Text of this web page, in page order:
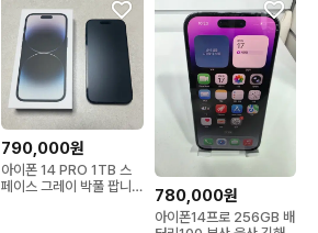
790,000원
아이폰 14 PRO 1TB 스
페이스 그레이 박풀 팝니
780,000원
아이폰14프로 256GB 배